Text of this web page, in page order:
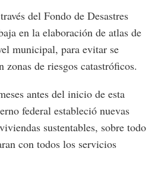
del Fondo de Desastres
en la elaboración de atlas de
municipal, para evitar se
zonas de riesgos catastróficos.
antes del inicio de esta
federal estableció nuevas
sustentables, sobre todo
con todos los servicios